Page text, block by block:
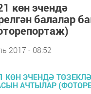
көн эчендә
балалар
2017 - 08:52